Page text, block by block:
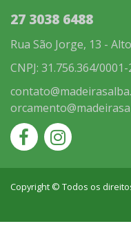
27 3038 6488
Rua São Jorge, 13 -
CNPJ: 31.756.364/0001-
Copyright © Todos os